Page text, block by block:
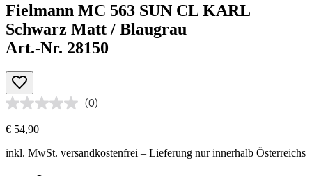
Fielmann MC 563 SUN CL KARL
Schwarz Matt / Blaugrau
Art.-Nr. 28150
(0)
€ 54,90
inkl. MwSt. versandkostenfrei – Lieferung nur innerhalb Österreichs